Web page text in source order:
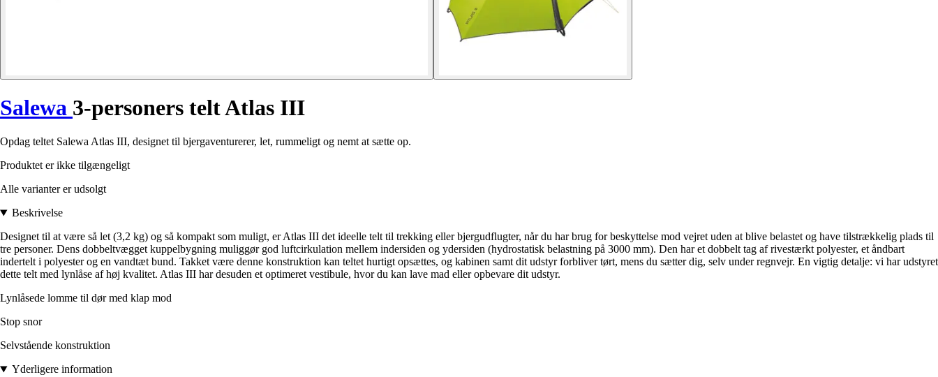
Salewa 3-personers telt Atlas III
Opdag teltet Salewa Atlas III, designet til bjergaventurerer, let, rummeligt og nemt at sætte op.
Produktet er ikke tilgængeligt
Alle varianter er udsolgt
Beskrivelse
Designet til at være så let (3,2 kg) og så kompakt som muligt, er Atlas III det ideelle telt til trekking eller bjergudflugter, når du har brug for beskyttelse mod vejret uden at blive belastet og have tilstrækkelig plads til
tre personer. Dens dobbeltvægget kuppelbygning muliggør god luftcirkulation mellem indersiden og ydersiden (hydrostatisk belastning på 3000 mm). Den har et dobbelt tag af rivestærkt polyester, et åndbart
indertelt i polyester og en vandtæt bund. Takket være denne konstruktion kan teltet hurtigt opsættes, og kabinen samt dit udstyr forbliver tørt, mens du sætter dig, selv under regnvejr. En vigtig detalje: vi har udstyret
dette telt med lynlåse af høj kvalitet. Atlas III har desuden et optimeret vestibule, hvor du kan lave mad eller opbevare dit udstyr.
Lynlåsede lomme til dør med klap mod
Stop snor
Selvstående konstruktion
Yderligere information